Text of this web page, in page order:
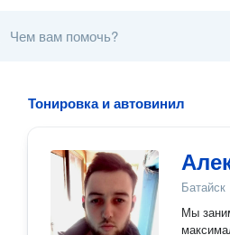
Тонировка и автовинил
Батайск
Мы